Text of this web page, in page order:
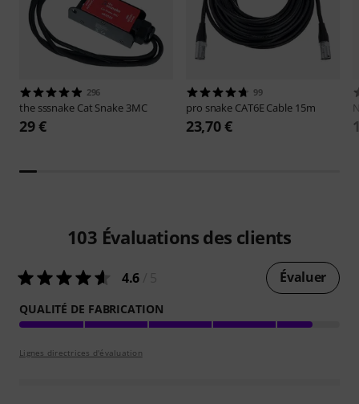
296
the sssnake Cat Snake 3MC
29 €
99
pro snake CAT6E Cable 15m
23,70 €
103 Évaluations des clients
4.6 Évaluer
QUALITÉ DE FABRICATION
Lignes directrices d'évaluation